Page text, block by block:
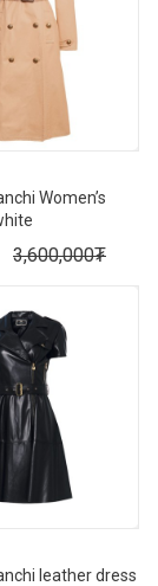
Women’s
3,600,000₮
leather dress